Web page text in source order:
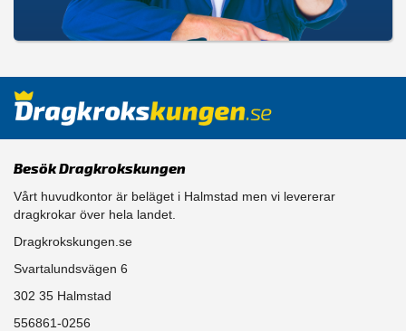
Besök Dragkrokskungen
Vårt huvudkontor är beläget i Halmstad men vi levererar
dragkrokar över hela landet.
Dragkrokskungen.se
Svartalundsvägen 6
302 35 Halmstad
556861-0256